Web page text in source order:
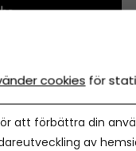
vara
cookies för
att förbättra din
av